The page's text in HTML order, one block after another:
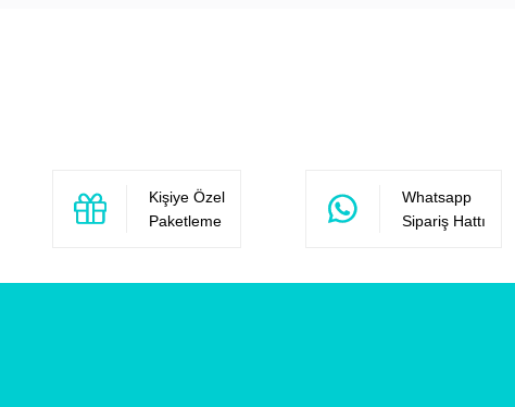
Kişiye Özel
Paketleme
Whatsapp
Sipariş Hattı